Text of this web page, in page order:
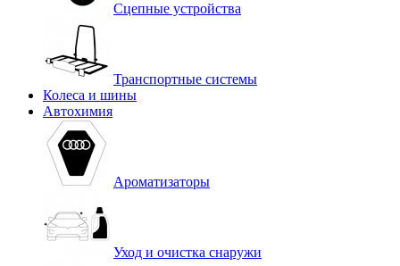
Сцепные устройства
Транспортные системы
Колеса и шины
Автохимия
Ароматизаторы
Уход и очистка снаружи